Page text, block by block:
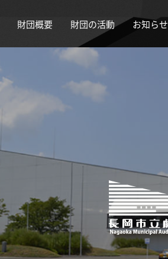
財団概要 財団の活動 お知らせ